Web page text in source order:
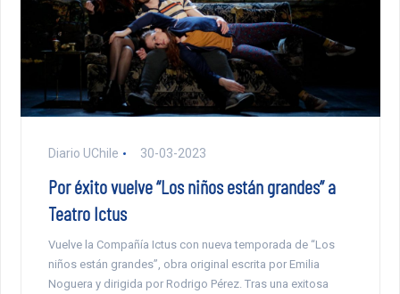
Diario UChile 30-03-2023
Por éxito vuelve “Los niños están grandes” a
Teatro Ictus
Vuelve la Compañía Ictus con nueva temporada de “Los
niños están grandes”, obra original escrita por Emilia
Noguera y dirigida por Rodrigo Pérez. Tras una exitosa